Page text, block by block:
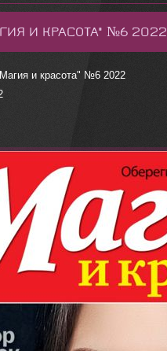
И КРАСОТА" №6 2022
и красота" №6 2022